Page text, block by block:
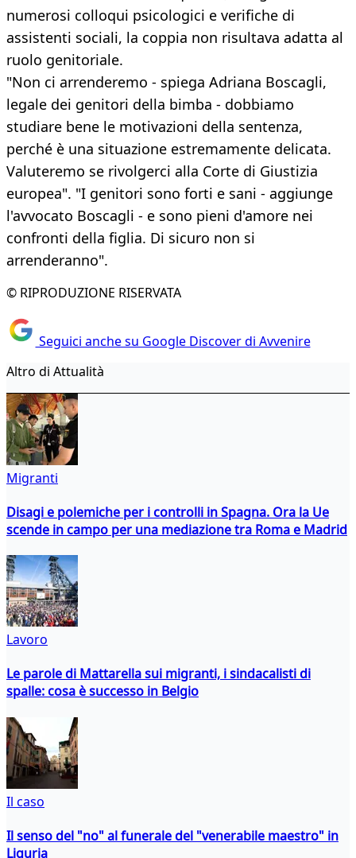
numerosi colloqui psicologici e verifiche di
assistenti sociali, la coppia non risultava adatta al
ruolo genitoriale.
"Non ci arrenderemo - spiega Adriana Boscagli,
legale dei genitori della bimba - dobbiamo
studiare bene le motivazioni della sentenza,
perché è una situazione estremamente delicata.
Valuteremo se rivolgerci alla Corte di Giustizia
europea". "I genitori sono forti e sani - aggiunge
l'avvocato Boscagli - e sono pieni d'amore nei
confronti della figlia. Di sicuro non si
arrenderanno".
© RIPRODUZIONE RISERVATA
Seguici anche su Google Discover di Avvenire
Altro di Attualità
Migranti
Disagi e polemiche per i controlli in Spagna. Ora la Ue
scende in campo per una mediazione tra Roma e Madrid
Lavoro
Le parole di Mattarella sui migranti, i sindacalisti di
spalle: cosa è successo in Belgio
Il caso
Il senso del "no" al funerale del "venerabile maestro" in
Liguria